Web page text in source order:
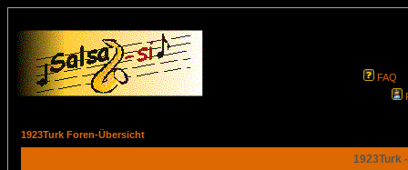
FAQ
1923Turk Foren-Übersicht
1923Turk